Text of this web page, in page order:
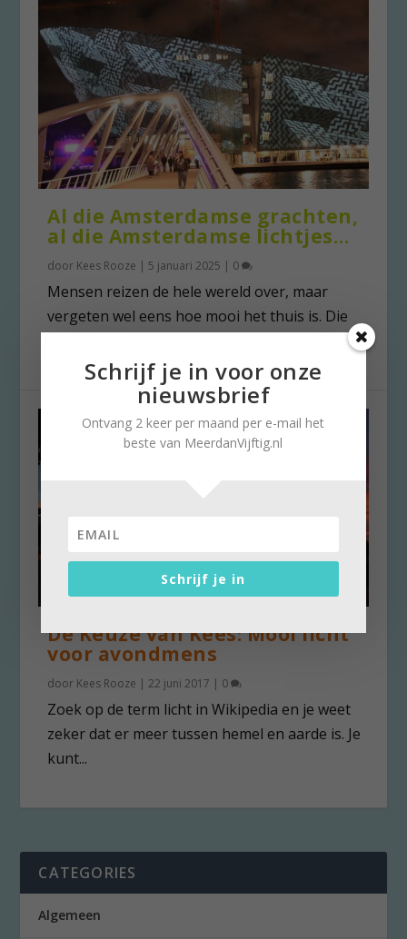
Al die Amsterdamse grachten,
al die Amsterdamse lichtjes…
door Kees Rooze | 5 januari 2025 | 0
Mensen reizen de hele wereld over, maar
vergeten wel eens hoe mooi het thuis is. Die
De Keuze van Kees: Mooi licht
voor avondmens
door Kees Rooze |22 juni 2017 | 0
Zoek op de term licht in Wikipedia en je weet
zeker dat er meer tussen hemel en aarde is. Je
kunt...
CATEGORIES
Algemeen
Schrijf je in voor onze
nieuwsbrief
Ontvang 2 keer per maand per e-mail het
beste van MeerdanVijftig.nl
Schrijf je in